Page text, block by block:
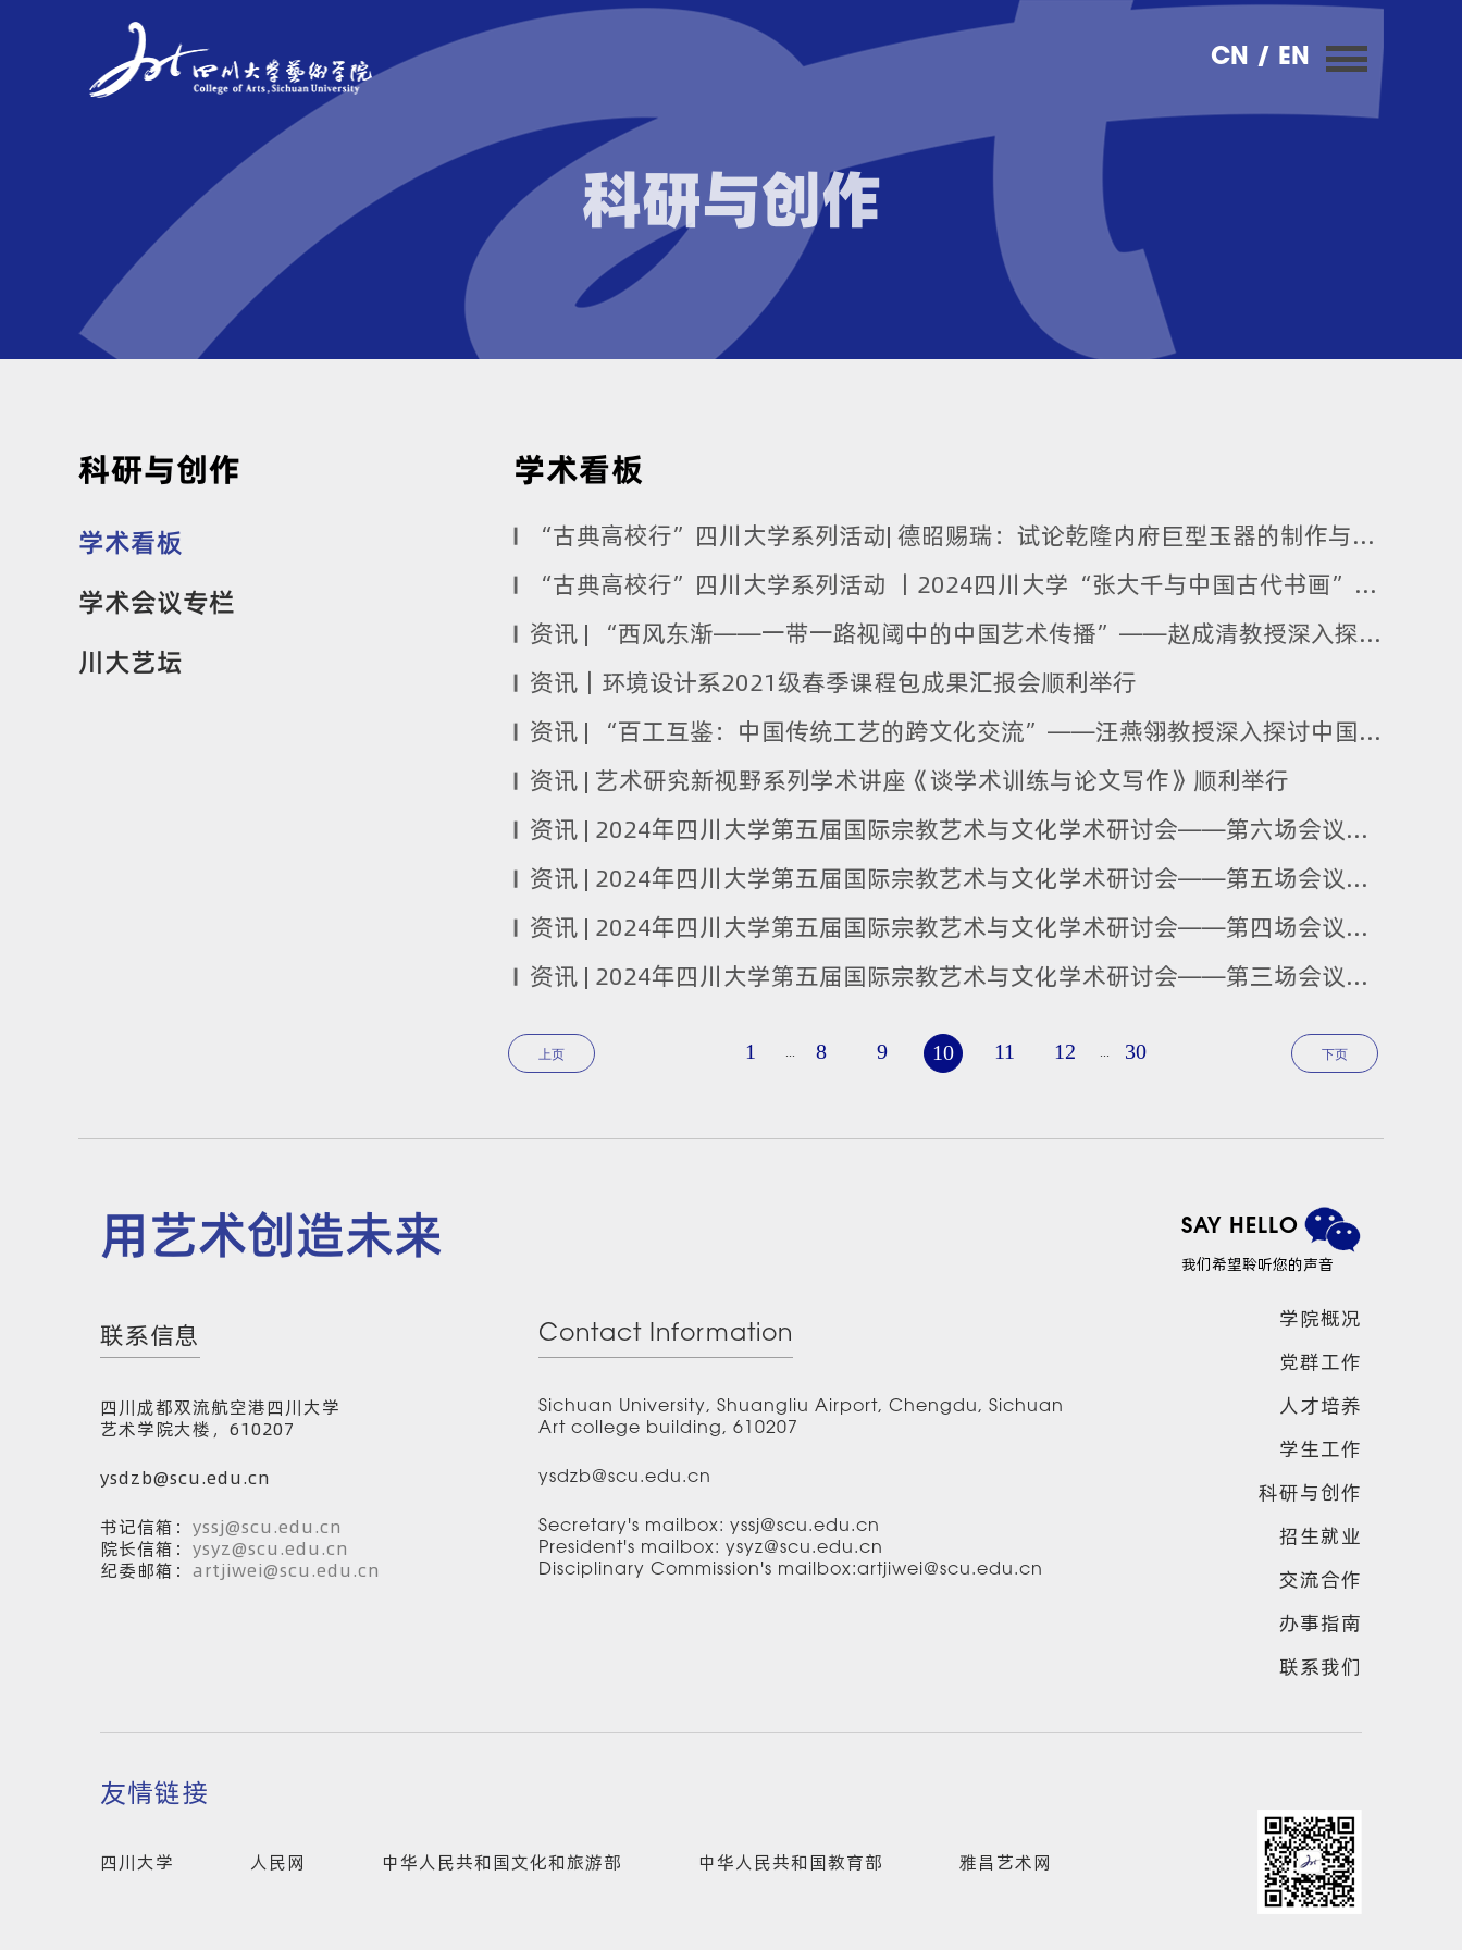
/ EN
CN
科研与创作
科研与创作
学术看板
学术会议专栏
川大艺坛
学术看板
“古典高校行”四川大学系列活动| 德昭赐瑞：试论乾隆内府巨型玉器的制作与收藏——以《大禹治水图》玉山为中心
“古典高校行”四川大学系列活动 丨2024四川大学“张大千与中国古代书画”国际学术研讨会暨第三届“明远”青年学者论坛顺利举行
资讯 | “西风东渐——一带一路视阈中的中国艺术传播”——赵成清教授深入探讨中国艺术在“一带一路”沿线的传播影响力
资讯｜环境设计系2021级春季课程包成果汇报会顺利举行
资讯 | “百工互鉴：中国传统工艺的跨文化交流”——汪燕翎教授深入探讨中国传统工艺在全球交流中的影响
资讯 | 艺术研究新视野系列学术讲座《谈学术训练与论文写作》顺利举行
资讯 | 2024年四川大学第五届国际宗教艺术与文化学术研讨会——第六场会议纪要、闭幕式
资讯 | 2024年四川大学第五届国际宗教艺术与文化学术研讨会——第五场会议纪要
资讯 | 2024年四川大学第五届国际宗教艺术与文化学术研讨会——第四场会议纪要
资讯 | 2024年四川大学第五届国际宗教艺术与文化学术研讨会——第三场会议纪要
上页 1 8 9 10 11 12 30 下页
用艺术创造未来
联系信息
四川成都双流航空港四川大学
艺术学院大楼，610207
ysdzb@scu.edu.cn
书记信箱： yssj@scu.edu.cn
院长信箱： ysyz@scu.edu.cn
纪委邮箱： artjiwei@scu.edu.cn
Contact Information
Sichuan University, Shuangliu Airport, Chengdu, Sichuan
Art college building, 610207
ysdzb@scu.edu.cn
Secretary's mailbox: yssj@scu.edu.cn
President's mailbox: ysyz@scu.edu.cn
Disciplinary Commission's mailbox:artjiwei@scu.edu.cn
SAY HELLO
我们希望聆听您的声音
学院概况
党群工作
人才培养
学生工作
科研与创作
招生就业
交流合作
办事指南
联系我们
友情链接
四川大学 人民网 中华人民共和国文化和旅游部 中华人民共和国教育部 雅昌艺术网